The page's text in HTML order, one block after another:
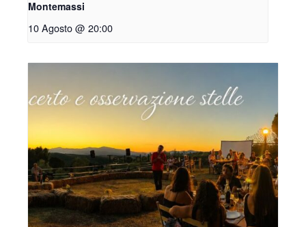
Montemassi
10 Agosto @ 20:00